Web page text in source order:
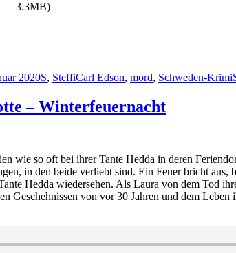
— 3.3MB)
2020S, SteffiCarl Edson, mord, Schweden-Krimi
– Winterfeuernacht
wie so oft bei ihrer Tante Hedda in deren
in den beide verliebt sind. Ein Feuer bricht
Hedda wiedersehen. Als Laura von dem Tod
Geschehnissen von vor 30 Jahren und dem